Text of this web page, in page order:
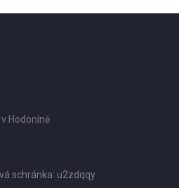
Hodoníně
schránka: u2zdqqy